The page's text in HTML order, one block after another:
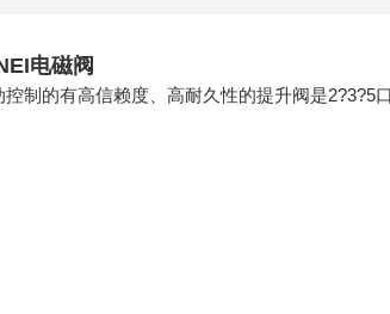
电磁阀
制的有高信赖度、高耐久性的提升阀是2?3?5口